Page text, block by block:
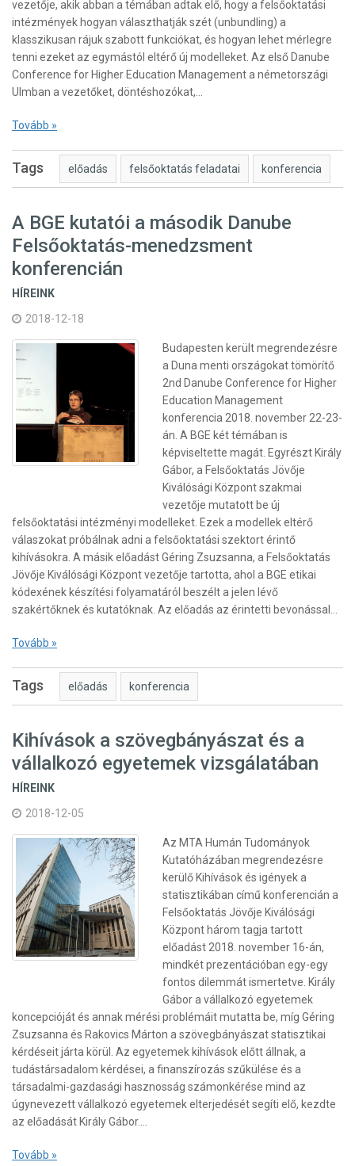
vezetője, akik abban a témában adtak elő, hogy a felsőoktatási
intézmények hogyan választhatják szét (unbundling) a
klasszikusan rájuk szabott funkciókat, és hogyan lehet mérlegre
tenni ezeket az egymástól eltérő új modelleket. Az első Danube
Conference for Higher Education Management a németországi
Ulmban a vezetőket, döntéshozókat,…
Tovább »
Tags előadás felsőoktatás feladatai konferencia
A BGE kutatói a második Danube
Felsőoktatás-menedzsment
konferencián
HÍREINK
2018-12-18
Budapesten került megrendezésre
a Duna menti országokat tömörítő
2nd Danube Conference for Higher
Education Management
konferencia 2018. november 22-23-
án. A BGE két témában is
képviseltette magát. Egyrészt Király
Gábor, a Felsőoktatás Jövője
Kiválósági Központ szakmai
vezetője mutatott be új
felsőoktatási intézményi modelleket. Ezek a modellek eltérő
válaszokat próbálnak adni a felsőoktatási szektort érintő
kihívásokra. A másik előadást Géring Zsuzsanna, a Felsőoktatás
Jövője Kiválósági Központ vezetője tartotta, ahol a BGE etikai
kódexének készítési folyamatáról beszélt a jelen lévő
szakértőknek és kutatóknak. Az előadás az érintetti bevonással…
Tovább »
Tags előadás konferencia
Kihívások a szövegbányászat és a
vállalkozó egyetemek vizsgálatában
HÍREINK
2018-12-05
Az MTA Humán Tudományok
Kutatóházában megrendezésre
kerülő Kihívások és igények a
statisztikában című konferencián a
Felsőoktatás Jövője Kiválósági
Központ három tagja tartott
előadást 2018. november 16-án,
mindkét prezentációban egy-egy
fontos dilemmát ismertetve. Király
Gábor a vállalkozó egyetemek
koncepcióját és annak mérési problémáit mutatta be, míg Géring
Zsuzsanna és Rakovics Márton a szövegbányászat statisztikai
kérdéseit járta körül. Az egyetemek kihívások előtt állnak, a
tudástársadalom kérdései, a finanszírozás szűkülése és a
társadalmi-gazdasági hasznosság számonkérése mind az
úgynevezett vállalkozó egyetemek elterjedését segíti elő, kezdte
az előadását Király Gábor.…
Tovább »